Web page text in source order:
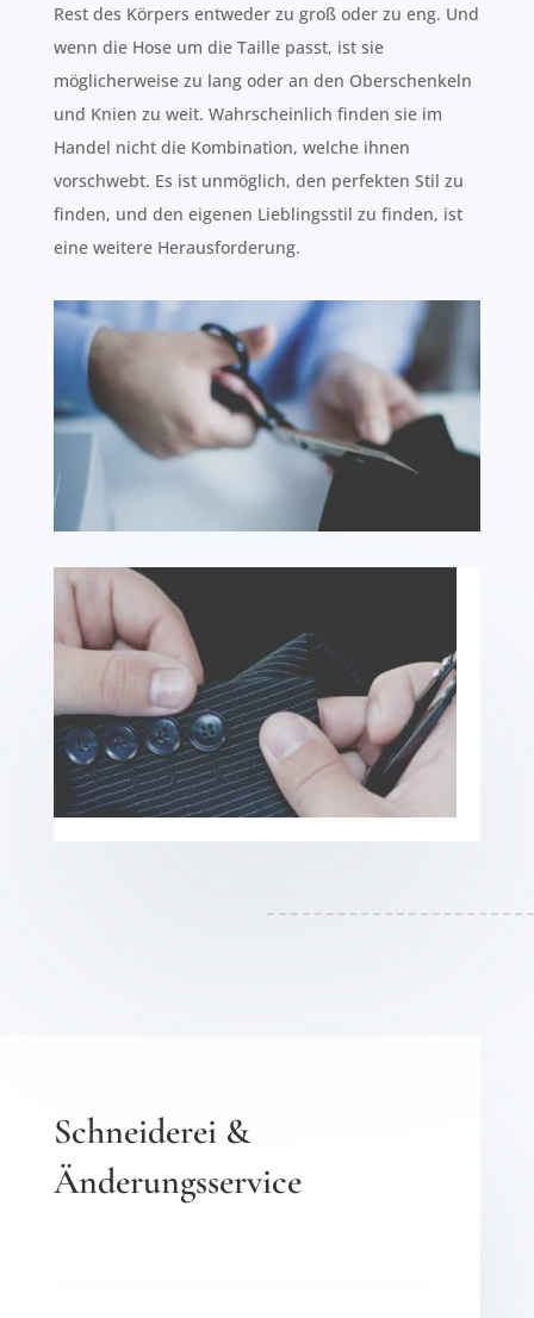
Rest des Körpers entweder zu groß oder zu eng. Und
wenn die Hose um die Taille passt, ist sie
möglicherweise zu lang oder an den Oberschenkeln
und Knien zu weit. Wahrscheinlich finden sie im
Handel nicht die Kombination, welche ihnen
vorschwebt. Es ist unmöglich, den perfekten Stil zu
finden, und den eigenen Lieblingsstil zu finden, ist
eine weitere Herausforderung.
Schneiderei &
Änderungsservice